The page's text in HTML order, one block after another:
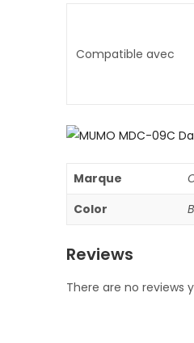
Compatible avec
Marque
Color
Reviews
There are no reviews